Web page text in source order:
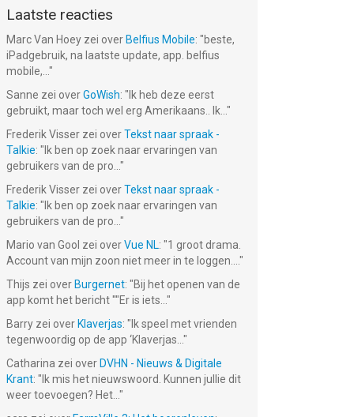
Laatste reacties
Marc Van Hoey zei over Belfius Mobile: "beste,
iPadgebruik, na laatste update, app. belfius
mobile,... "
Sanne zei overGoWish: " Ik heb deze eerst
gebruikt, maar toch wel erg Amerikaans.. Ik... "
Frederik Visser zei overTekst naar spraak -
Talkie: " Ik ben op zoek naar ervaringen van
gebruikers van de pro... "
Frederik Visser zei overTekst naar spraak -
Talkie: " Ik ben op zoek naar ervaringen van
gebruikers van de pro... "
Mario van Gool zei overVue NL: "1 groot drama.
Account van mijn zoon niet meer in te loggen.... "
Thijs zei over Burgernet: "Bij het openen van de
app komt het bericht ""Er is iets... "
Barry zei over Klaverjas: " Ik speel met vrienden
tegenwoordig op de app ‘Klaverjas... "
Catharina zei over DVHN - Nieuws & Digitale
Krant: " Ik mis het nieuwswoord. Kunnen jullie dit
weer toevoegen? Het... "